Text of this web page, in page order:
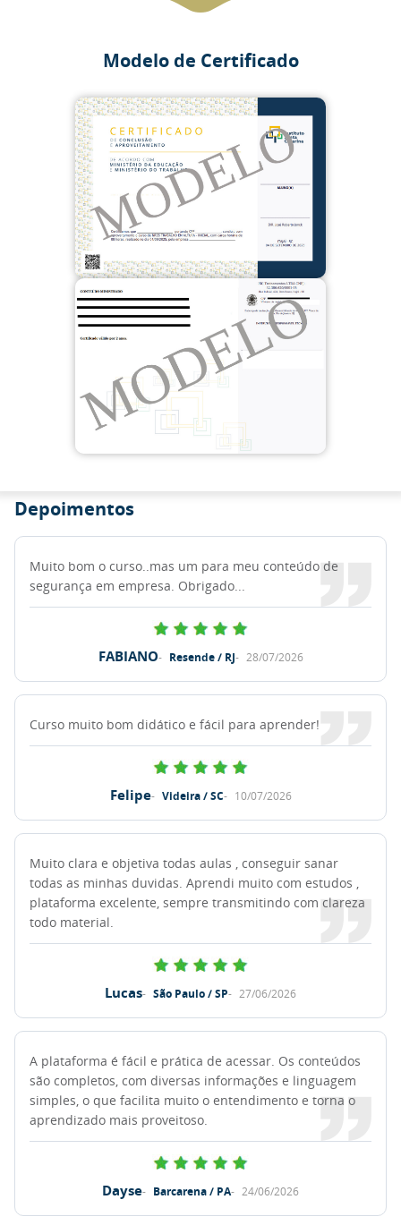
Modelo de Certificado
Depoimentos
Muito bom o curso..mas um para meu conteúdo de
segurança em empresa. Obrigado...
FABIANO Resende / RJ 28/07/2026
Curso muito bom didático e fácil para aprender!
Felipe Videira / SC 10/07/2026
Muito clara e objetiva todas aulas , conseguir sanar
todas as minhas duvidas. Aprendi muito com estudos ,
plataforma excelente, sempre transmitindo com clareza
todo material.
Lucas São Paulo / SP 27/06/2026
A plataforma é fácil e prática de acessar. Os conteúdos
são completos, com diversas informações e linguagem
simples, o que facilita muito o entendimento e torna o
aprendizado mais proveitoso.
Dayse Barcarena / PA 24/06/2026